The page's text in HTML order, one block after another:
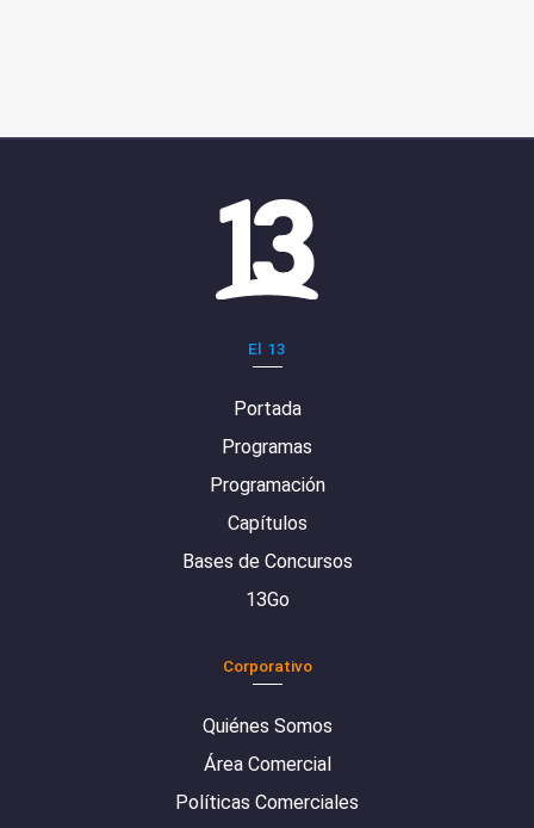
El 13
Portada
Programas
Programación
Capítulos
Bases de Concursos
13Go
Corporativo
Quiénes Somos
Área Comercial
Políticas Comerciales